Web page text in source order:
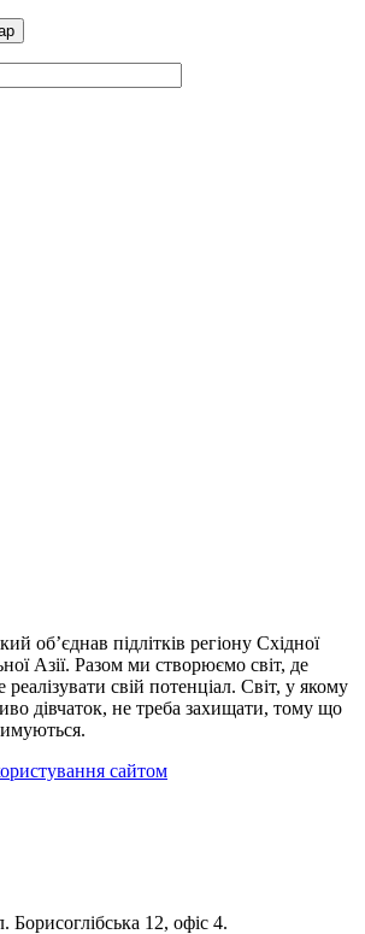
об’єднав підлітків регіону Східної
Азії. Разом ми створюємо світ, де
свій потенціал. Світ, у якому
дівчаток, не треба захищати, тому що
сайтом
Борисоглібська 12, офіс 4.